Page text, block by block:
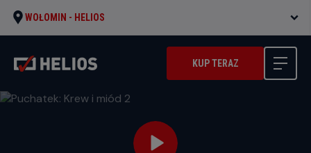
WOŁOMIN - HELIOS
KUP TERAZ